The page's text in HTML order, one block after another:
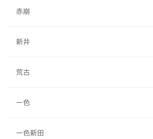
赤崩
新井
荒古
一色
一色新田